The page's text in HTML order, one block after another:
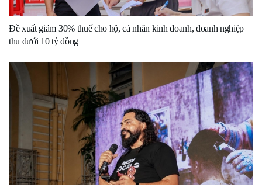
Đề xuất giảm 30% thuế cho hộ, cá nhân kinh doanh, doanh nghiệp
thu dưới 10 tỷ đồng